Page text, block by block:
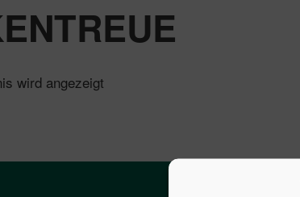
wird angezeigt